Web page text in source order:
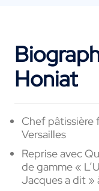
Honiat
Chef pâtissière
Versailles
Reprise avec
de gamme «
Jacques a dit »